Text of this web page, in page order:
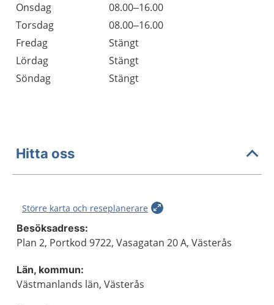
Onsdag
08.00–16.00
Torsdag
08.00–16.00
Fredag
Stängt
Lördag
Stängt
Söndag
Stängt
Hitta oss
Större karta och reseplanerare
Besöksadress:
Plan 2, Portkod 9722, Vasagatan 20 A, Västerås
Län, kommun:
Västmanlands län, Västerås